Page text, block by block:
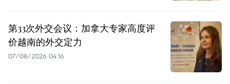
第33次外交会议：加拿大专家高度评
价越南的外交定力
07/08/2026 04:16